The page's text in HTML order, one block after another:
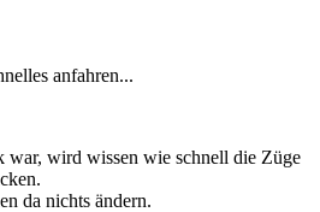
anfahren...
war, wird wissen wie schnell die Züge
da nichts ändern.